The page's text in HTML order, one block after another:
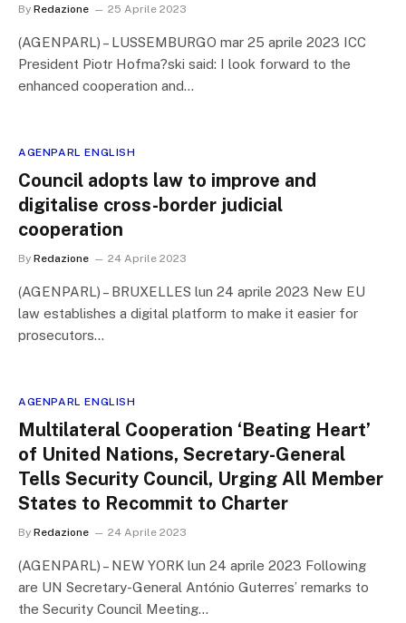
By Redazione 25 Aprile 2023
(AGENPARL) – LUSSEMBURGO mar 25 aprile 2023 ICC
President Piotr Hofma?ski said: I look forward to the
enhanced cooperation and…
AGENPARL ENGLISH
Council adopts law to improve and
digitalise cross-border judicial
cooperation
By Redazione 24 Aprile 2023
(AGENPARL) – BRUXELLES lun 24 aprile 2023 New EU
law establishes a digital platform to make it easier for
prosecutors…
AGENPARL ENGLISH
Multilateral Cooperation ‘Beating Heart’
of United Nations, Secretary-General
Tells Security Council, Urging All Member
States to Recommit to Charter
By Redazione 24 Aprile 2023
(AGENPARL) – NEW YORK lun 24 aprile 2023 Following
are UN Secretary-General António Guterres’ remarks to
the Security Council Meeting…